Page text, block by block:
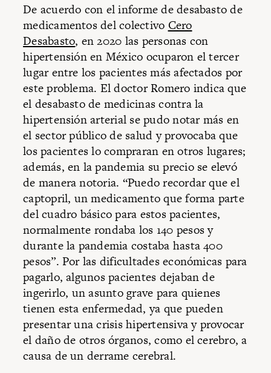
De acuerdo con el informe de desabasto de
medicamentos del colectivo Cero
Desabasto, en 2020 las personas con
hipertensión en México ocuparon el tercer
lugar entre los pacientes más afectados por
este problema. El doctor Romero indica que
el desabasto de medicinas contra la
hipertensión arterial se pudo notar más en
el sector público de salud y provocaba que
los pacientes lo compraran en otros lugares;
además, en la pandemia su precio se elevó
de manera notoria. “Puedo recordar que el
captopril, un medicamento que forma parte
del cuadro básico para estos pacientes,
normalmente rondaba los 140 pesos y
durante la pandemia costaba hasta 400
pesos”. Por las dificultades económicas para
pagarlo, algunos pacientes dejaban de
ingerirlo, un asunto grave para quienes
tienen esta enfermedad, ya que pueden
presentar una crisis hipertensiva y provocar
el daño de otros órganos, como el cerebro, a
causa de un derrame cerebral.